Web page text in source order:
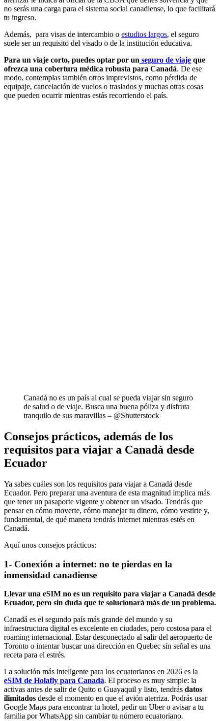
no serás una carga para el sistema social canadiense, lo que facilitará
tu ingreso.
Además, para visas de intercambio o estudios largos, el seguro
suele ser un requisito del visado o de la institución educativa.
Para un viaje corto, puedes optar por un seguro de viaje que
ofrezca una cobertura médica robusta para Canadá. De ese
modo, contemplas también otros imprevistos, como pérdida de
equipaje, cancelación de vuelos o traslados y muchas otras cosas
que pueden ocurrir mientras estás recorriendo el país.
Canadá no es un país al cual se pueda viajar sin seguro
de salud o de viaje. Busca una buena póliza y disfruta
tranquilo de sus maravillas – @Shutterstock
Consejos prácticos, además de los
requisitos para viajar a Canadá desde
Ecuador
Ya sabes cuáles son los requisitos para viajar a Canadá desde
Ecuador. Pero preparar una aventura de esta magnitud implica más
que tener un pasaporte vigente y obtener un visado. Tendrás que
pensar en cómo moverte, cómo manejar tu dinero, cómo vestirte y,
fundamental, de qué manera tendrás internet mientras estés en
Canadá.
Aquí unos consejos prácticos:
1- Conexión a internet: no te pierdas en la
inmensidad canadiense
Llevar una eSIM no es un requisito para viajar a Canadá desde
Ecuador, pero sin duda que te solucionará más de un problema.
Canadá es el segundo país más grande del mundo y su
infraestructura digital es excelente en ciudades, pero costosa para el
roaming internacional. Estar desconectado al salir del aeropuerto de
Toronto o intentar buscar una dirección en Quebec sin señal es una
receta para el estrés.
La solución más inteligente para los ecuatorianos en 2026 es la
eSIM de Holafly para Canadá. El proceso es muy simple: la
activas antes de salir de Quito o Guayaquil y listo, tendrás datos
ilimitados desde el momento en que el avión aterriza. Podrás usar
Google Maps para encontrar tu hotel, pedir un Uber o avisar a tu
familia por WhatsApp sin cambiar tu número ecuatoriano.